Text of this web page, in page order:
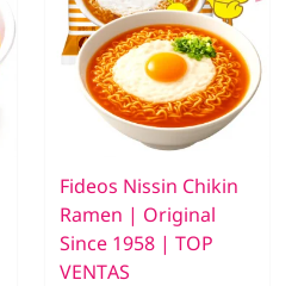
Fideos Nissin Chikin
Ramen | Original
Since 1958 | TOP
VENTAS